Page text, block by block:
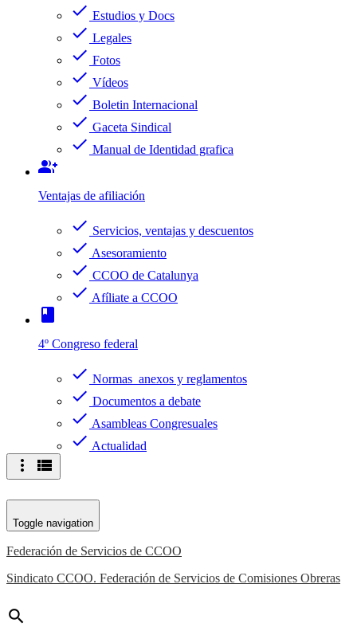
check Estudios y Docs
check Legales
check Fotos
check Vídeos
check Boletin Internacional
check Gaceta Sindical
check Manual de Identidad grafica
group_add
Ventajas de afiliación
check Servicios, ventajas y descuentos
check Asesoramiento
check CCOO de Catalunya
check Afíliate a CCOO
book
4º Congreso federal
check Normas anexos y reglamentos
check Documentos a debate
check Asambleas Congresuales
check Actualidad
more_vert view_list
Toggle navigation
Federación de Servicios de CCOO
Sindicato CCOO. Federación de Servicios de Comisiones Obreras
search